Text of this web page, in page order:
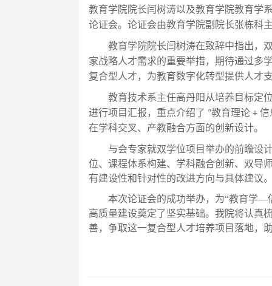
教育学院院长闫树涛以及教育学院教育学
论证会。 论证会由教育学院副院长张栋科
教育学院院长闫树涛在致辞中指出，
家战略人才需求的重要举措，期待通过多
复合型人才，为教育数字化转型提供人才
教育技术系主任高丹阳从培养目标定
进行项目汇报 ，重点介绍了 "教育理论 + 信
在学科交叉、产教融合方面的创新设计。
与会专家就双学位项目举办的前瞻设
位、课程体系构建、学科融合创新、 双导
有建设性和针对性的改进方向与具体建议
本次论证会的成功举办，为“教育学—
高质量建设奠定了坚实基础。 我院将认真
善， 争取这一复合型人才培养项目落地，